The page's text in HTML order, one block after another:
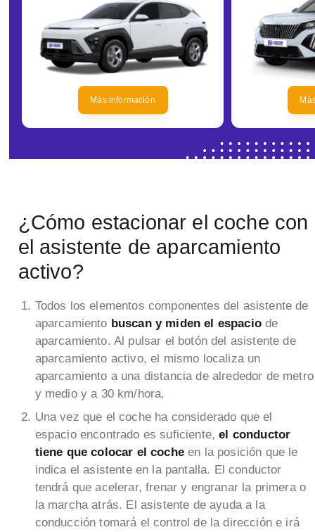
Más información
¿Cómo estacionar el coche con
el asistente de aparcamiento
activo?
Todos los elementos componentes del asistente de
aparcamiento buscan y miden el espaciode
aparcamiento. Al pulsar el botón del asistente de
aparcamiento activo, el mismo localiza un
aparcamiento a una distancia de alrededor de metro
y medio y a 30 km/hora.
Una vez que el coche ha considerado que el
espacio encontrado es suficiente,el conductor
tiene que colocar el cocheen la posición que le
indica el asistente en la pantalla. El conductor
tendrá que acelerar, frenar y engranar la primera o
la marcha atrás. El asistente de ayuda a la
conducción tomará el control de la dirección e irá